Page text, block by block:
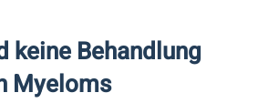
keine Behandlung
Myeloms